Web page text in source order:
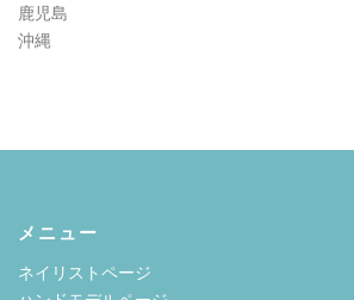
鹿児島
沖縄
メニュー
ネイリストページ